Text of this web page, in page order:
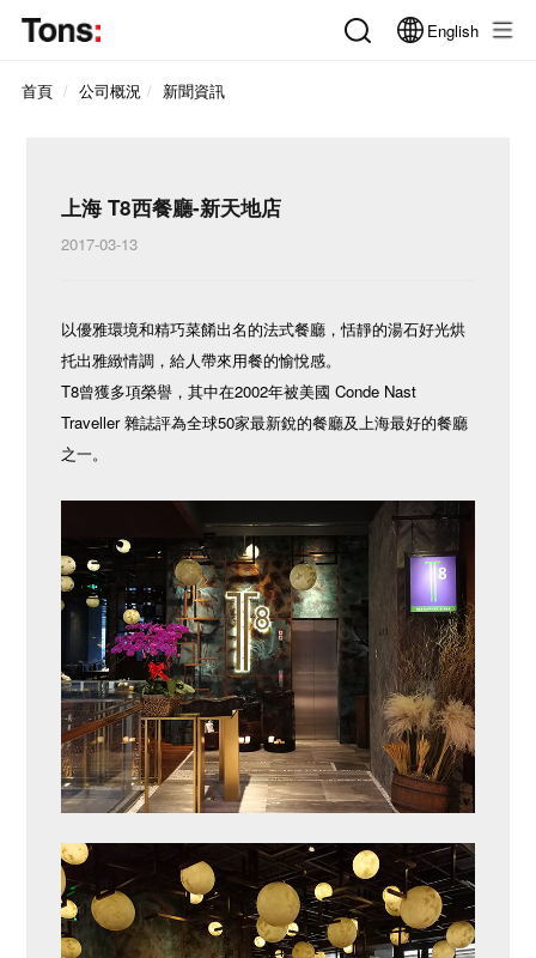
English
首頁 公司概況 新聞資訊
上海 T8西餐廳-新天地店
2017-03-13
以優雅環境和精巧菜餚出名的法式餐廳，恬靜的湯石好光烘
托出雅緻情調，給人帶來用餐的愉悅感。
T8曾獲多項榮譽，其中在2002年被美國 Conde Nast
Traveller 雜誌評為全球50家最新銳的餐廳及上海最好的餐廳
之一。